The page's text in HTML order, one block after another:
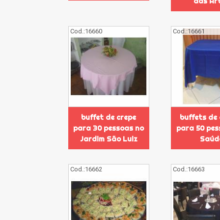
Cod.:16660
buffet de crepe
para 30 pessoas no
Jardim São Luiz
Cod.:16661
buffets de
para 50
Cod.:16662 Cod.:16663